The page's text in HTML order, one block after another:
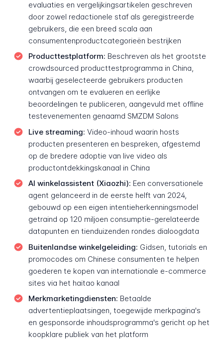
evaluaties en vergelijkingsartikelen geschreven
door zowel redactionele staf als geregistreerde
gebruikers, die een breed scala aan
consumentenproductcategorieën bestrijken
Producttestplatform: Beschreven als het grootste
crowdsourced producttestprogramma in China,
waarbij geselecteerde gebruikers producten
ontvangen om te evalueren en eerlijke
beoordelingen te publiceren, aangevuld met offline
testevenementen genaamd SMZDM Salons
Live streaming: Video-inhoud waarin hosts
producten presenteren en bespreken, afgestemd
op de bredere adoptie van live video als
productontdekkingskanaal in China
AI winkelassistent (Xiaozhi): Een conversationele
agent gelanceerd in de eerste helft van 2024,
gebouwd op een eigen intentieherkenningsmodel
getraind op 120 miljoen consumptie-gerelateerde
datapunten en tienduizenden rondes dialoogdata
Buitenlandse winkelgeleiding: Gidsen, tutorials en
promocodes om Chinese consumenten te helpen
goederen te kopen van internationale e-commerce
sites via het haitao kanaal
Merkmarketingdiensten: Betaalde
advertentieplaatsingen, toegewijde merkpagina's
en gesponsorde inhoudsprogramma's gericht op het
koopklare publiek van het platform